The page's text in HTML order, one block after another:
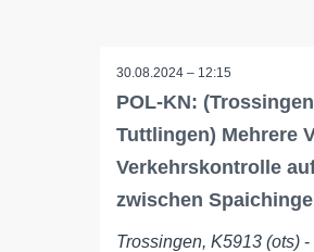
30.08.2024 – 12:15
POL-KN:
Tuttlingen) Mehrere
Verkehrskontrolle
zwischen
Trossingen, K5913 (ots) -